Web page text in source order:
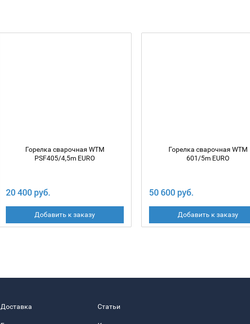
Горелка сварочная WTM
PSF405/4,5m EURO
20 400 руб.
Добавить к заказу
Горелка сварочная WTM
601/5m EURO
50 600 руб.
Добавить к заказу
Доставка Статьи